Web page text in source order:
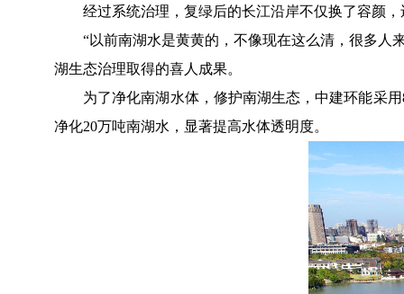
经过系统治理，复绿后的长江沿岸不仅换了容颜，
“以前南湖水是黄黄的，不像现在这么清，很多人来
湖生态治理取得的喜人成果。
为了净化南湖水体，修护南湖生态，中建环能采用
净化20万吨南湖水，显著提高水体透明度。